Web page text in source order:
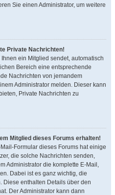
Sie einen Administrator, um weitere
Private Nachrichten!
ein Mitglied sendet, automatisch
Bereich eine entsprechende
Nachrichten von jemandem
Administrator melden. Dieser kann
Private Nachrichten zu
Mitglied dieses Forums erhalten!
Formular dieses Forums hat einige
die solche Nachrichten senden,
Administrator die komplette E-Mail,
Dabei ist es ganz wichtig, die
Diese enthalten Details über den
Der Administrator kann dann